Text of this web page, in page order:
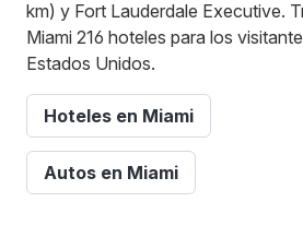
km) y Fort Lauderdale Executive.
Miami 216 hoteles para los
Estados Unidos.
Hoteles en Miami
Autos en Miami